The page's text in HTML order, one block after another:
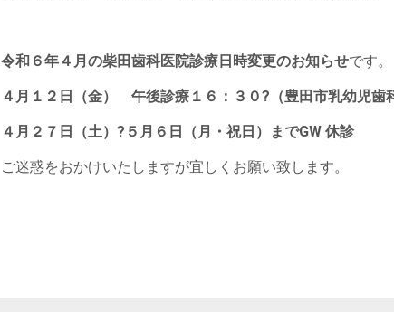
令和６年４月の柴田歯科医院診療日時変更のお知らせです。
４月１２日（金） 午後診療１６：３０?（豊田市乳幼児歯
４月２７日（土）?５月６日（月・祝日）までGW 休診
ご迷惑をおかけいたしますが宜しくお願い致します。